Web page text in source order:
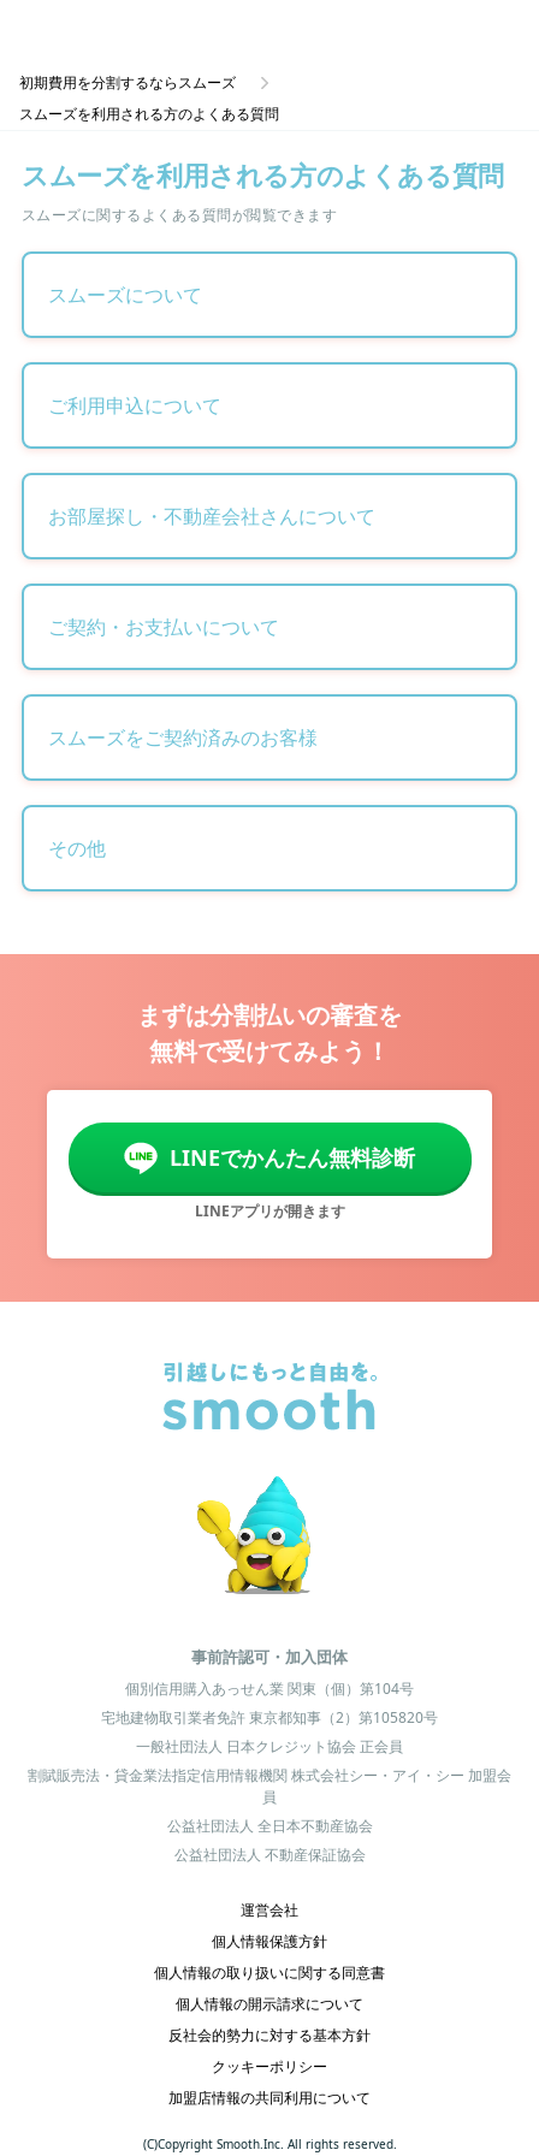
初期費用を分割するならスムーズ
スムーズを利用される方のよくある質問
スムーズを利用される方のよくある質問
スムーズに関するよくある質問が閲覧できます
スムーズについて
ご利用申込について
お部屋探し・不動産会社さんについて
ご契約・お支払いについて
スムーズをご契約済みのお客様
その他
まずは分割払いの審査を
無料で受けてみよう！
LINEでかんたん無料診断
LINEアプリが開きます
事前許認可・加入団体
個別信用購入あっせん業 関東（個）第104号
宅地建物取引業者免許 東京都知事（2）第105820号
一般社団法人 日本クレジット協会 正会員
割賦販売法・貸金業法指定信用情報機関 株式会社シー・アイ・シー 加盟会
員
公益社団法人 全日本不動産協会
公益社団法人 不動産保証協会
運営会社
個人情報保護方針
個人情報の取り扱いに関する同意書
個人情報の開示請求について
反社会的勢力に対する基本方針
クッキーポリシー
加盟店情報の共同利用について
(C)Copyright Smooth.Inc. All rights reserved.